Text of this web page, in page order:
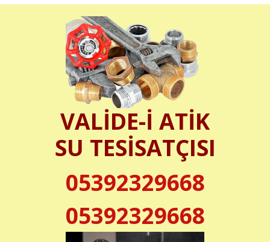
VALİDE-İ ATİK
SU TESİSATÇISI
05392329668
05392329668